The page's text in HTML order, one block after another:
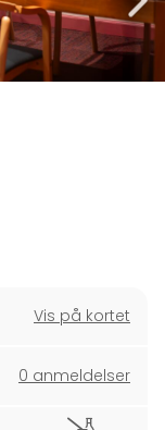
Vis på kortet
0 anmeldelser